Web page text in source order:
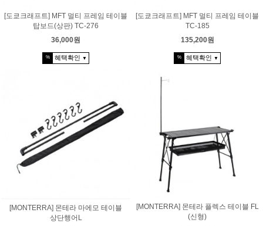
[도쿄크래프트] MFT 멀티 프레임 테이블
탑보드(상판) TC-276
36,000원
% 혜택확인 ▼
[도쿄크래프트] MFT 멀티 프레임 테이블
TC-185
135,200원
% 혜택확인 ▼
[MONTERRA] 몬테라 마에모 테이블
상단행어L
[MONTERRA] 몬테라 플렉스 테이블 FL
(신형)